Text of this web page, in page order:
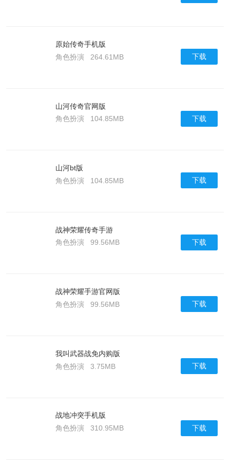
原始传奇手机版
角色扮演
264.61MB 下载
山河传奇官网版
角色扮演
104.85MB 下载
山河bt版
角色扮演
104.85MB 下载
战神荣耀传奇手游
角色扮演
99.56MB 下载
战神荣耀手游官网版
角色扮演
99.56MB 下载
我叫武器战免内购版
角色扮演
3.75MB 下载
战地冲突手机版
角色扮演
310.95MB 下载